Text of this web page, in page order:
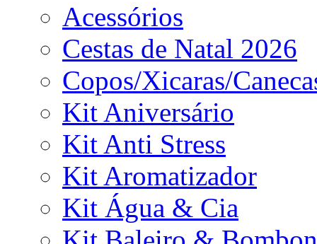
Acessórios
Cestas de Natal 2026
Copos/Xicaras/
Kit Aniversário
Kit Anti Stress
Kit Aromatizador
Kit Água & Cia